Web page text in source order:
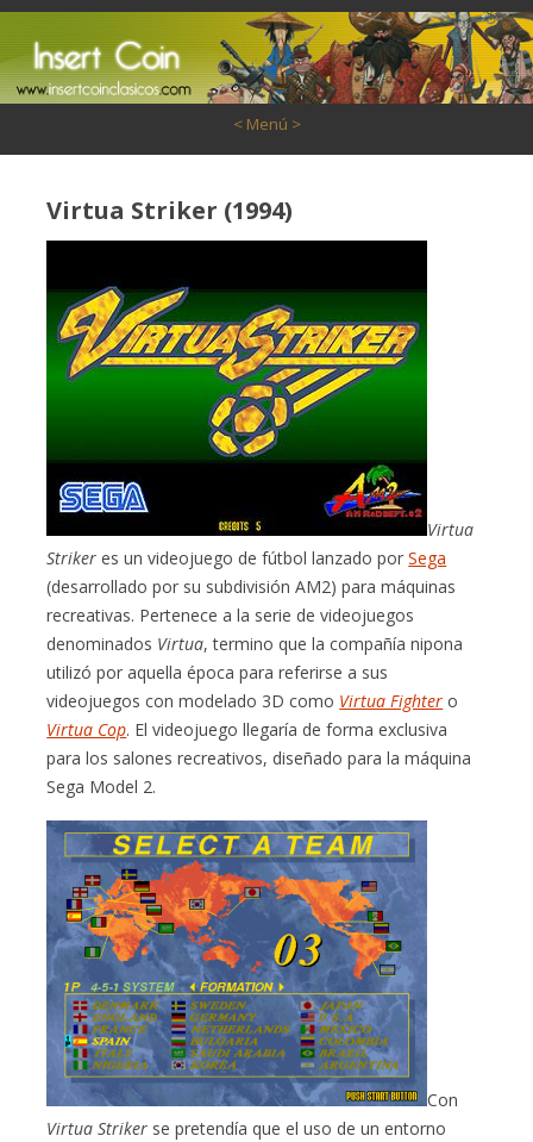
< Menú >
Virtua Striker (1994)
Virtua
Striker es un videojuego de fútbol lanzado porSega
(desarrollado por su subdivisión AM2) para máquinas
recreativas. Pertenece a la serie de videojuegos
denominados Virtua, termino que la compañía nipona
utilizó por aquella época para referirse a sus
videojuegos con modelado 3D como Virtua Fighter o
Virtua Cop. El videojuego llegaría de forma exclusiva
para los salones recreativos, diseñado para la máquina
Sega Model 2.
Con
Virtua Striker se pretendía que el uso de un entorno